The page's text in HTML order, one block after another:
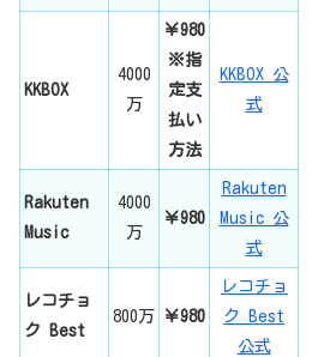
KKBOX
4000
万
￥980
※指
定支
払い
方法
KKBOX 公
式
Rakuten
Music
4000
万
￥980
Rakuten
Music 公
式
レコチョ
ク Best
800万 ￥980
レコチョ
ク Best
公式